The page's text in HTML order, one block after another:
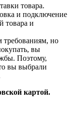
товара.
и подключение
товара и
требованиям, но
вы
Поэтому,
вы выбрали
картой.